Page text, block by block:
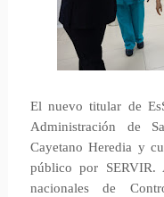
El nuevo titular de
Administración de
Cayetano Heredia y
público por SERVIR.
nacionales de